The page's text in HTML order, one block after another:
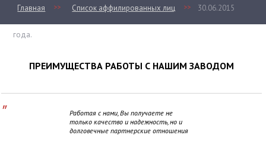
Главная >> Список аффилированных лиц >> 30.06.2015
года.
ПРЕИМУЩЕСТВА РАБОТЫ С НАШИМ ЗАВОДОМ
"
Работая с нами, Вы получаете не
только качество и надежность, но и
долговечные партнерские отношения